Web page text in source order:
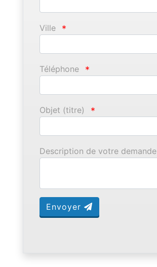
Ville *
Téléphone *
Objet (titre) *
Description de votre demande
Envoyer